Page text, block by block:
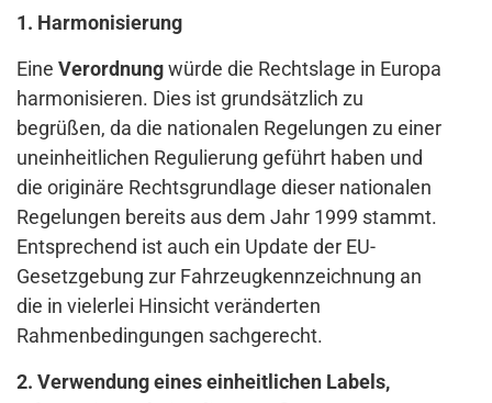
1. Harmonisierung
Eine Verordnungwürde die Rechtslage in Europa
harmonisieren. Dies ist grundsätzlich zu
begrüßen, da die nationalen Regelungen zu einer
uneinheitlichen Regulierung geführt haben und
die originäre Rechtsgrundlage dieser nationalen
Regelungen bereits aus dem Jahr 1999 stammt.
Entsprechend ist auch ein Update der EU-
Gesetzgebung zur Fahrzeugkennzeichnung an
die in vielerlei Hinsicht veränderten
Rahmenbedingungen sachgerecht.
2. Verwendung eines einheitlichen Labels,